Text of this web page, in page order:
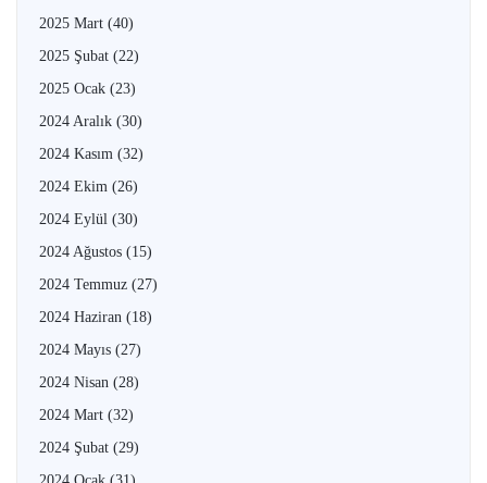
2025 Mart (40)
2025 Şubat (22)
2025 Ocak (23)
2024 Aralık (30)
2024 Kasım (32)
2024 Ekim (26)
2024 Eylül (30)
2024 Ağustos (15)
2024 Temmuz (27)
2024 Haziran (18)
2024 Mayıs (27)
2024 Nisan (28)
2024 Mart (32)
2024 Şubat (29)